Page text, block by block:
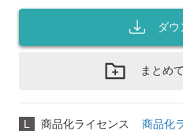
ダウ
まとめ
L 商品化ライセンス 商品化